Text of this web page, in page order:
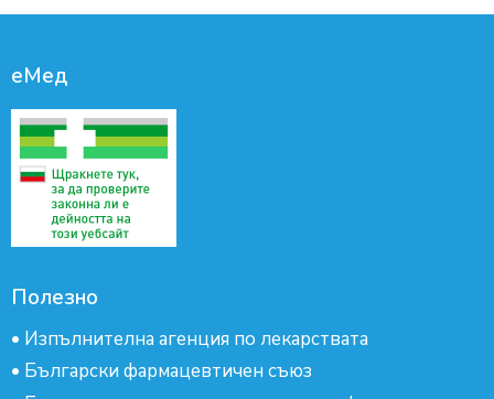
еМед
Полезно
• Изпълнителна агенция по лекарствата
• Български фармацевтичен съюз